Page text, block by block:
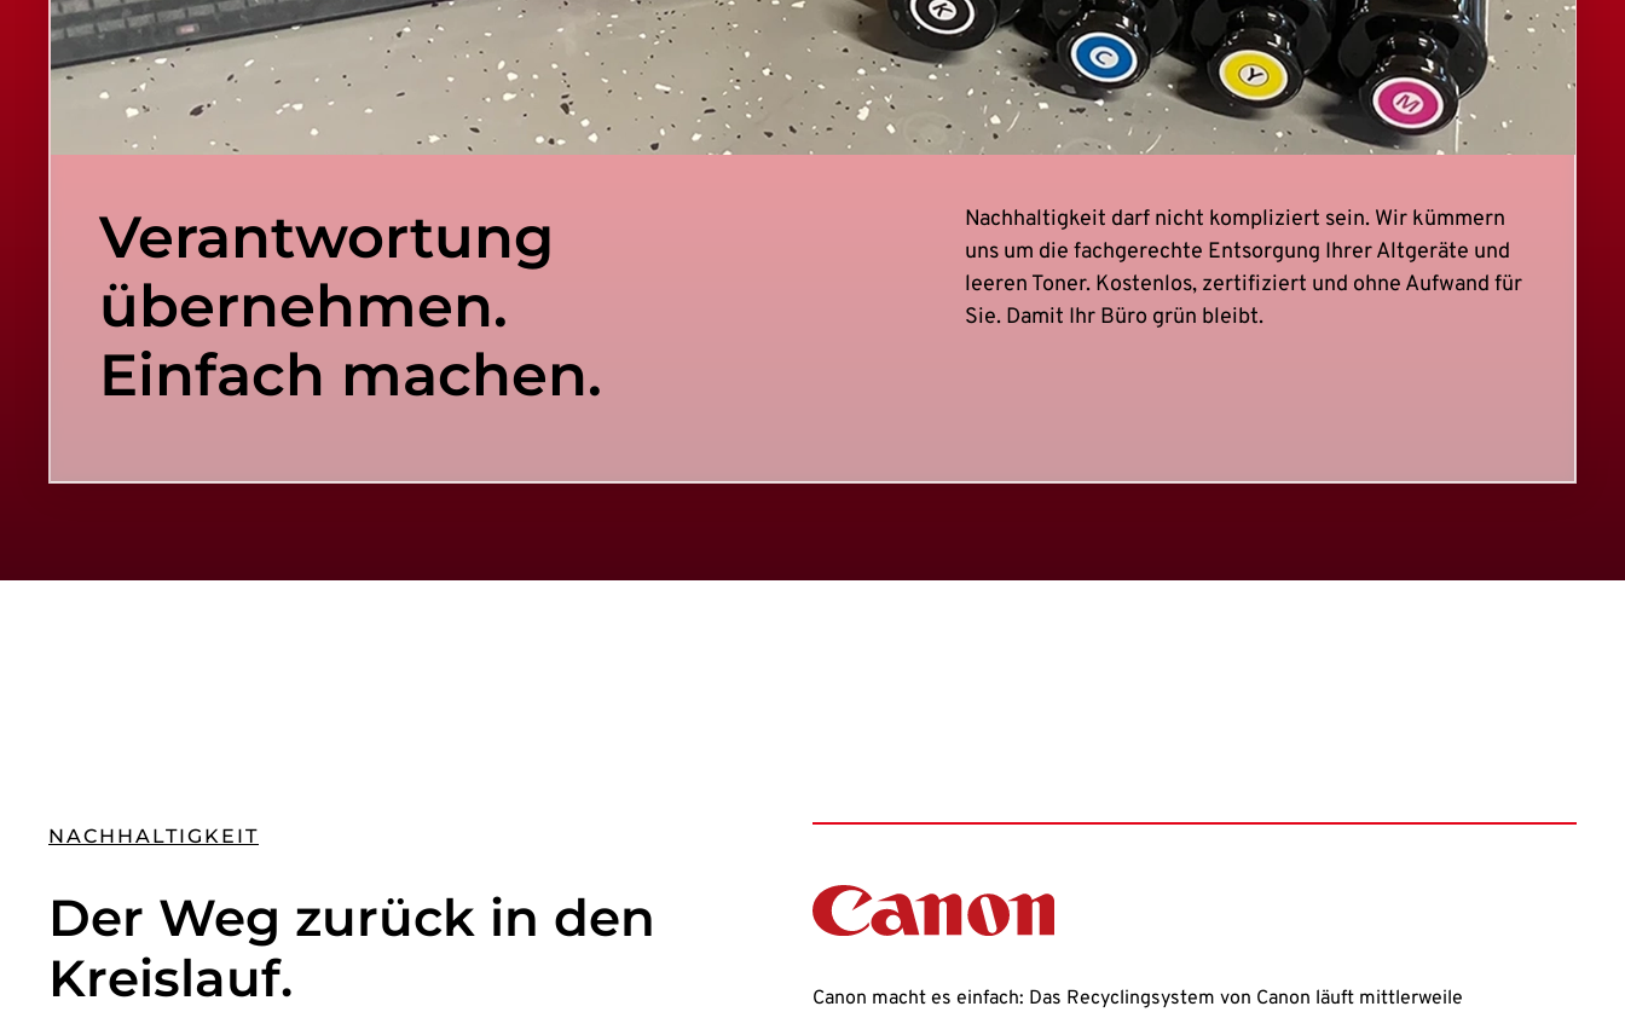
Verantwortung
übernehmen.
Einfach machen.
Nachhaltigkeit darf nicht kompliziert sein. Wir kümmern
uns um die fachgerechte Entsorgung Ihrer Altgeräte und
leeren Toner. Kostenlos, zertifiziert und ohne Aufwand für
Sie. Damit Ihr Büro grün bleibt.
NACHHALTIGKEIT
Der Weg zurück in den
Kreislauf.
Canon macht es einfach: Das Recyclingsystem von Canon läuft mittlerweile